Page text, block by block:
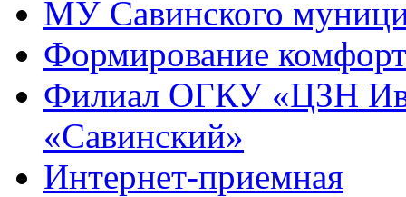
МУ Савинского
Формирование
Филиал ОГКУ «ЦЗН
«Савинский»
Интернет-приемная